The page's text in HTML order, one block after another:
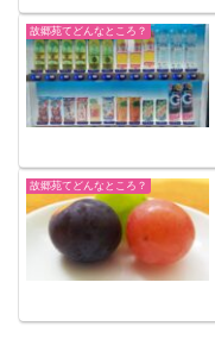
故郷苑てどんなところ？
故郷苑てどんなところ？